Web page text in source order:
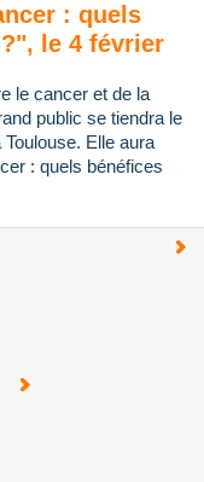
: quels
le 4 février
le cancer et de la
public se tiendra le
Elle aura
: quels bénéfices